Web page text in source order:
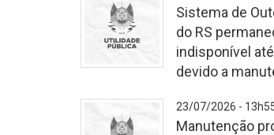
motivada
chuvas
registrada
-
Sistema de
do RS
indisponível
devido a
23/07/2026 -
Manutenção